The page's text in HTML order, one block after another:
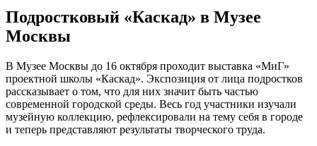
Подростковый «Каскад» в Музее
Москвы
В Музее Москвы до 16 октября проходит выставка «МиГ»
проектной школы «Каскад». Экспозиция от лица подростков
рассказывает о том, что для них значит быть частью
современной городской среды. Весь год участники изучали
музейную коллекцию, рефлексировали на тему себя в городе
и теперь представляют результаты творческого труда.